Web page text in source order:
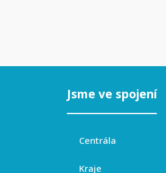
Jsme ve spojení
Centrála
Kraje